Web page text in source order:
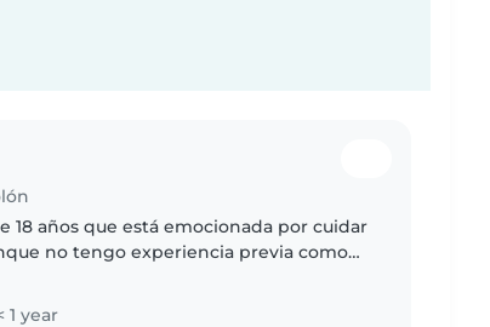
18 años que está emocionada por cuidar
no tengo experiencia previa como
1 year